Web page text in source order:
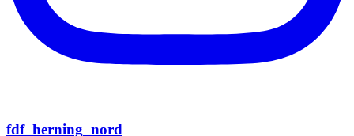
fdf_herning_nord